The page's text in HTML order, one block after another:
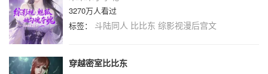
3270万人看过
标签： 斗陆同人 比比东 综影视漫后宫文
穿越密室比比东